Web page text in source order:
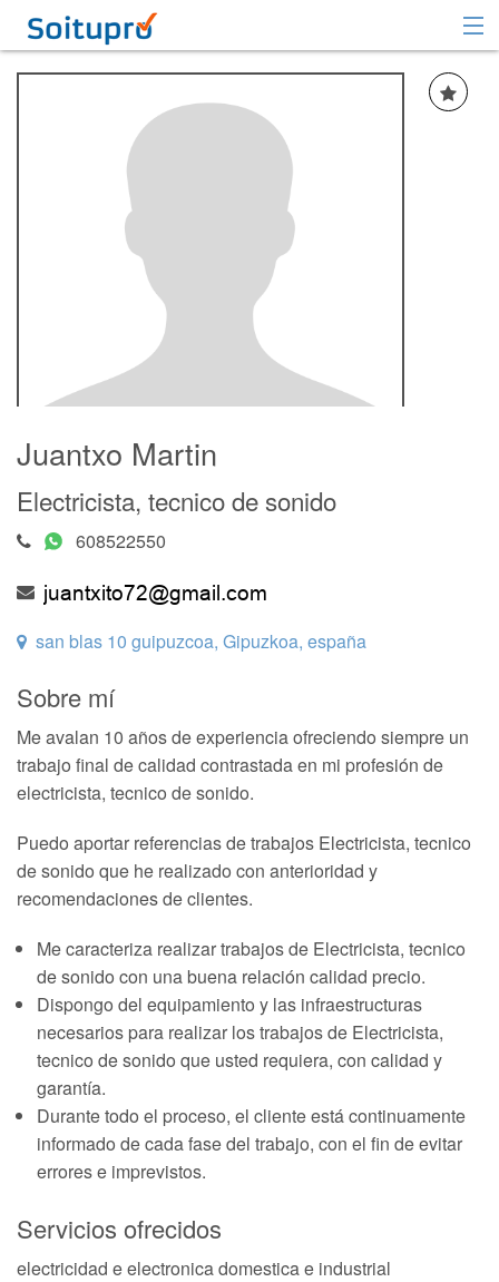
Recomendar
Registrarse
Iniciar sesión
Juantxo Martin
Electricista, tecnico de sonido
608522550
san blas 10 guipuzcoa, Gipuzkoa, españa
Sobre mí
Me avalan 10 años de experiencia ofreciendo siempre un
trabajo final de calidad contrastada en mi profesión de
electricista, tecnico de sonido.
Puedo aportar referencias de trabajos Electricista, tecnico
de sonido que he realizado con anterioridad y
recomendaciones de clientes.
Me caracteriza realizar trabajos de Electricista, tecnico
de sonido con una buena relación calidad precio.
Dispongo del equipamiento y las infraestructuras
necesarios para realizar los trabajos de Electricista,
tecnico de sonido que usted requiera, con calidad y
garantía.
Durante todo el proceso, el cliente está continuamente
informado de cada fase del trabajo, con el fin de evitar
errores e imprevistos.
Servicios ofrecidos
electricidad e electronica domestica e industrial